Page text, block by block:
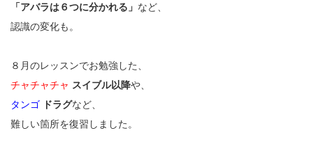
「アバラは６つに分かれる」 など、
認識の変化も。
８月のレッスンでお勉強した、
チャチャチャ スイブル以降や、
タンゴ ドラグなど、
難しい箇所を復習しました。